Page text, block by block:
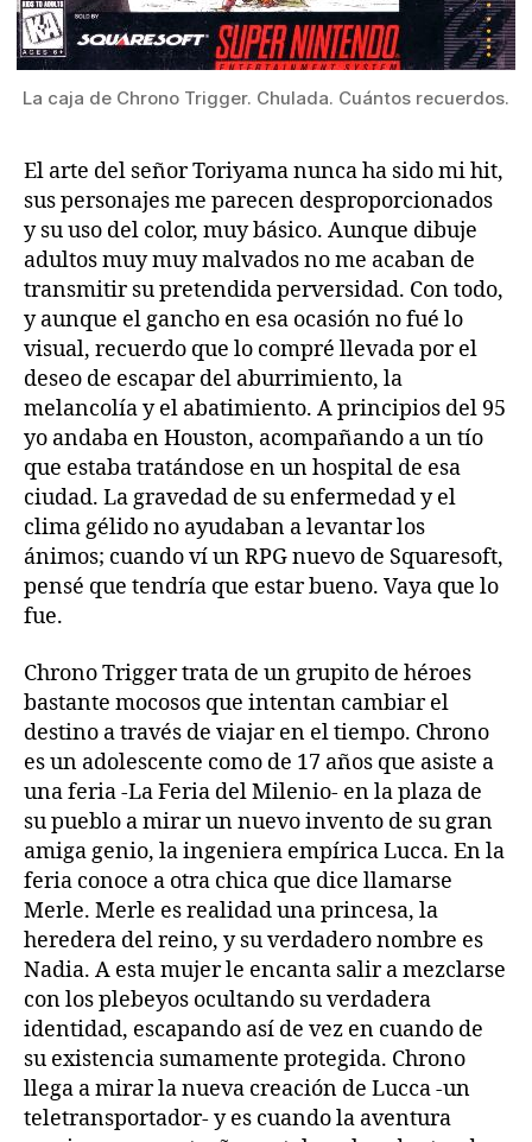
La caja de Chrono Trigger. Chulada. Cuántos recuerdos.
El arte del señor Toriyama nunca ha sido mi hit,
sus personajes me parecen desproporcionados
y su uso del color, muy básico. Aunque dibuje
adultos muy muy malvados no me acaban de
transmitir su pretendida perversidad. Con todo,
y aunque el gancho en esa ocasión no fué lo
visual, recuerdo que lo compré llevada por el
deseo de escapar del aburrimiento, la
melancolía y el abatimiento. A principios del 95
yo andaba en Houston, acompañando a un tío
que estaba tratándose en un hospital de esa
ciudad. La gravedad de su enfermedad y el
clima gélido no ayudaban a levantar los
ánimos; cuando ví un RPG nuevo de Squaresoft,
pensé que tendría que estar bueno. Vaya que lo
fue.
Chrono Trigger trata de un grupito de héroes
bastante mocosos que intentan cambiar el
destino a través de viajar en el tiempo. Chrono
es un adolescente como de 17 años que asiste a
una feria -La Feria del Milenio- en la plaza de
su pueblo a mirar un nuevo invento de su gran
amiga genio, la ingeniera empírica Lucca. En la
feria conoce a otra chica que dice llamarse
Merle. Merle es realidad una princesa, la
heredera del reino, y su verdadero nombre es
Nadia. A esta mujer le encanta salir a mezclarse
con los plebeyos ocultando su verdadera
identidad, escapando así de vez en cuando de
su existencia sumamente protegida. Chrono
llega a mirar la nueva creación de Lucca -un
teletransportador- y es cuando la aventura